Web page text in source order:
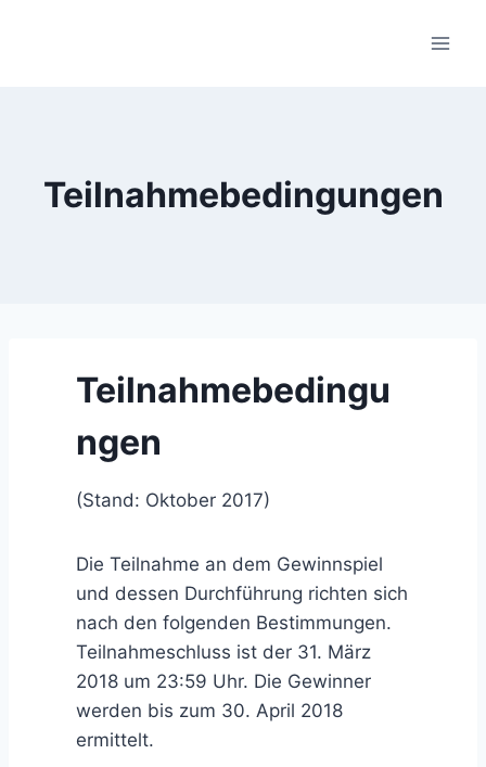
Teilnahmebedingungen
Teilnahmebedingu
ngen
(Stand: Oktober 2017)
Die Teilnahme an dem Gewinnspiel
und dessen Durchführung richten sich
nach den folgenden Bestimmungen.
Teilnahmeschluss ist der 31. März
2018 um 23:59 Uhr. Die Gewinner
werden bis zum 30. April 2018
ermittelt.